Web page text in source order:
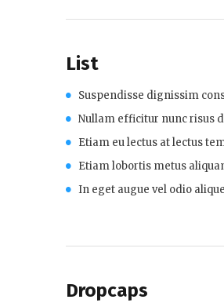
List
Suspendisse dignissim
Nullam efficitur nunc risus
Etiam eu lectus at lectus
Etiam lobortis metus
In eget augue vel odio
Dropcaps